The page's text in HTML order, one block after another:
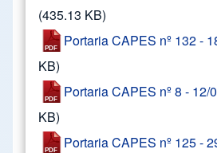
(435.13 KB)
Portaria CAPES nº 132 -
KB)
Portaria CAPES nº 8 - 12/
KB)
Portaria CAPES nº 125 -